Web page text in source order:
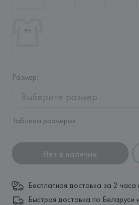
Размер:
Выберите размер
Таблица размеров
Нет в наличии
Бесплатная доставка за 2
Быстрая доставка по Беларуси